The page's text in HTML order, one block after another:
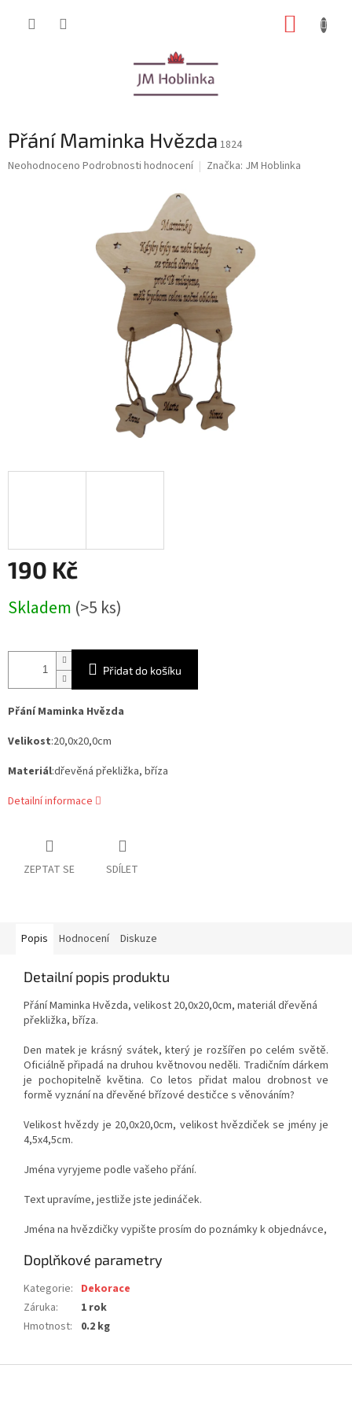
Přání Maminka Hvězda 1824
Průměrné
Neohodnoceno Podrobnosti hodnocení Značka: JM Hoblinka
190 Kč
cena:
Skladem (>5 ks)
Přidat do košíku
Přání Maminka Hvězda
Velikost:20,0x20,0cm
Materiál:dřevěná překližka, bříza
Detailní informace
ZEPTAT SE SDÍLET
Popis Hodnocení Diskuze
Detailní popis produktu
Přání Maminka Hvězda, velikost 20,0x20,0cm, materiál dřevěná
překližka, bříza.
Den matek je krásný svátek, který je rozšířen po celém světě.
Oficiálně připadá na druhou květnovou neděli. Tradičním dárkem
je pochopitelně květina. Co letos přidat malou drobnost ve
formě vyznání na dřevěné břízové destičce s věnováním?
Velikost hvězdy je 20,0x20,0cm, velikost hvězdiček se jmény je
4,5x4,5cm.
Jména vyryjeme podle vašeho přání.
Text upravíme, jestliže jste jedináček.
Jména na hvězdičky vypište prosím do poznámky k objednávce,
Doplňkové parametry
Kategorie: Dekorace
Záruka:
1 rok
Hmotnost: 0.2 kg